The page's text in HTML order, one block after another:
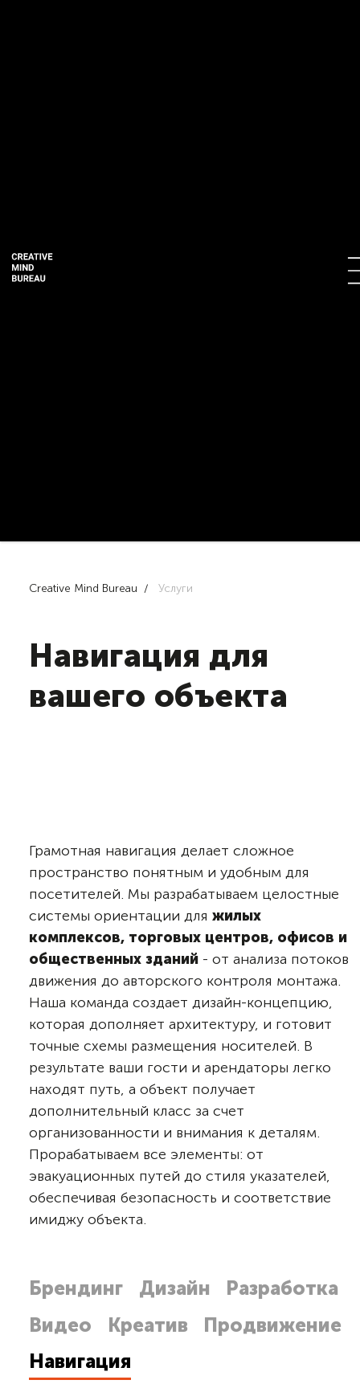
Сreative Mind Bureau Услуги
Навигация для
вашего объекта
Грамотная навигация делает сложное
пространство понятным и удобным для
посетителей. Мы разрабатываем целостные
системы ориентации дляжилых
комплексов, торговых центров, офисов и
общественных зданий - от анализа потоков
движения до авторского контроля монтажа.
Наша команда создает дизайн-концепцию,
которая дополняет архитектуру, и готовит
точные схемы размещения носителей. В
результате ваши гости и арендаторы легко
находят путь, а объект получает
дополнительный класс за счет
организованности и внимания к деталям.
Прорабатываем все элементы: от
эвакуационных путей до стиля указателей,
обеспечивая безопасность и соответствие
имиджу объекта.
Брендинг Дизайн
Разработка
Видео
Креатив
Продвижение
Навигация